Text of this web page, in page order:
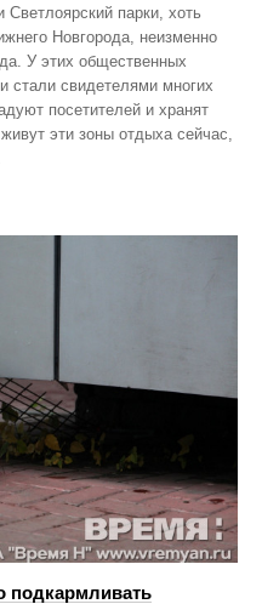
парки, хоть
Новгорода, неизменно
У этих общественных
стали свидетелями многих
посетителей и хранят
эти зоны отдыха сейчас,
подкармливать